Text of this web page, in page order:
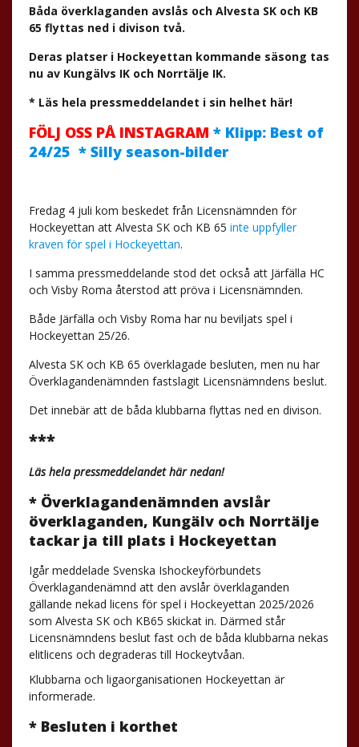
Båda överklaganden avslås och Alvesta SK och KB
65 flyttas ned i divison två.
Deras platser i Hockeyettan kommande säsong tas
nu av Kungälvs IK och Norrtälje IK.
* Läs hela pressmeddelandet i sin helhet här!
FÖLJ OSS PÅ INSTAGRAM * Klipp: Best of
24/25 * Silly season-bilder
Fredag 4 juli kom beskedet från Licensnämnden för
Hockeyettan att Alvesta SK och KB 65 inte uppfyller
kraven för spel i Hockeyettan.
I samma pressmeddelande stod det också att Järfälla HC
och Visby Roma återstod att pröva i Licensnämnden.
Både Järfälla och Visby Roma har nu beviljats spel i
Hockeyettan 25/26.
Alvesta SK och KB 65 överklagade besluten, men nu har
Överklagandenämnden fastslagit Licensnämndens beslut.
Det innebär att de båda klubbarna flyttas ned en divison.
***
Läs hela pressmeddelandet här nedan!
* Överklagandenämnden avslår
överklaganden, Kungälv och Norrtälje
tackar ja till plats i Hockeyettan
Igår meddelade Svenska Ishockeyförbundets
Överklagandenämnd att den avslår överklaganden
gällande nekad licens för spel i Hockeyettan 2025/2026
som Alvesta SK och KB65 skickat in. Därmed står
Licensnämndens beslut fast och de båda klubbarna nekas
elitlicens och degraderas till Hockeytvåan.
Klubbarna och ligaorganisationen Hockeyettan är
informerade.
* Besluten i korthet